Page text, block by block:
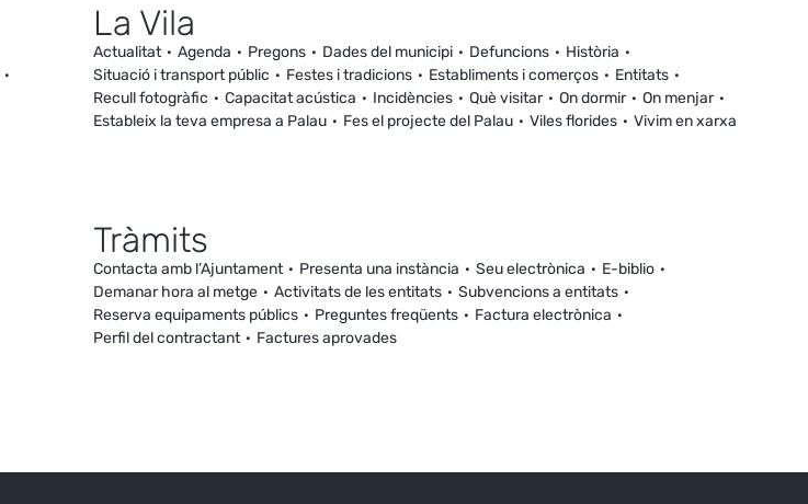
La Vila
Actualitat Agenda Pregons Dades del municipi Defuncions
Història
Situació i transport públic
Festes i tradicions Establiments i comerços
Entitats
Recull fotogràfic
Capacitat acústica Incidències Què visitar On dormir
On menjar
Estableix la teva empresa a Palau
Fes el projecte del Palau Viles florides Vivim en xarxa
Tràmits
Contacta amb l’Ajuntament Presenta una instància Seu electrònica
E-biblio
Demanar hora al metge
Activitats de les entitats
Subvencions a entitats
Reserva equipaments públics
Preguntes freqüents
Factura electrònica
Perfil del contractant
Factures aprovades